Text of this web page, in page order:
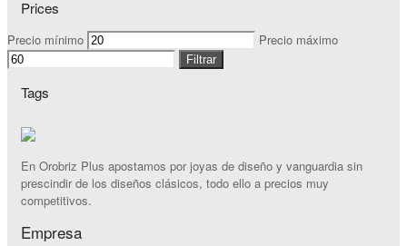
Prices
Precio mínimo Precio máximo
Filtrar
Tags
En Orobriz Plus apostamos por joyas de diseño y vanguardia sin
prescindir de los diseños clásicos, todo ello a precios muy
competitivos.
Empresa